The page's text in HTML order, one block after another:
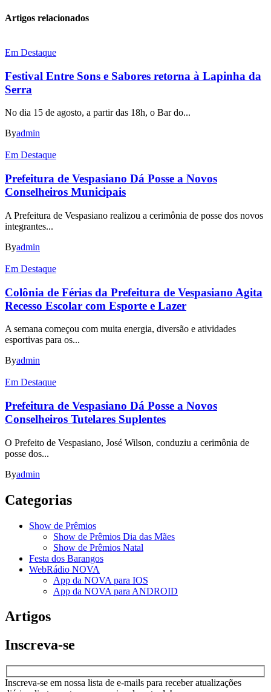
Artigos relacionados
Em Destaque
Festival Entre Sons e Sabores retorna à Lapinha da
Serra
No dia 15 de agosto, a partir das 18h, o Bar do...
Byadmin
Em Destaque
Prefeitura de Vespasiano Dá Posse a Novos
Conselheiros Municipais
A Prefeitura de Vespasiano realizou a cerimônia de posse dos novos
integrantes...
Byadmin
Em Destaque
Colônia de Férias da Prefeitura de Vespasiano Agita
Recesso Escolar com Esporte e Lazer
A semana começou com muita energia, diversão e atividades
esportivas para os...
Byadmin
Em Destaque
Prefeitura de Vespasiano Dá Posse a Novos
Conselheiros Tutelares Suplentes
O Prefeito de Vespasiano, José Wilson, conduziu a cerimônia de
posse dos...
Byadmin
Categorias
Show de Prêmios
Show de Prêmios Dia das Mães
Show de Prêmios Natal
Festa dos Barangos
WebRádio NOVA
App da NOVA para IOS
App da NOVA para ANDROID
Artigos
Inscreva-se
Inscreva-se em nossa lista de e-mails para receber atualizações